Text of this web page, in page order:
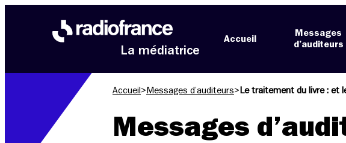
La médiatrice
Accueil
Messages
d’auditeurs
Accueil > Messages d’auditeurs> Le traitement du livre : et
Messages